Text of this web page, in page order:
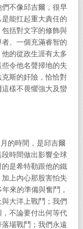
不像邱吉爾，很早
能扛起重大責任的
括對文字的修飾與
、一個充滿睿智的
的從政生涯有太多
令他名聲掃地的失
斯的奸險，恰恰對
樣不畏懼強大及蠻
的時間，是邱吉爾
時間做出影響全球
是希特勒跟他的鐵
上內心那股害怕失
來的準備與奮鬥，
大洋上戰鬥；我們
不論要付出何等代
場戰鬥；我們永遠